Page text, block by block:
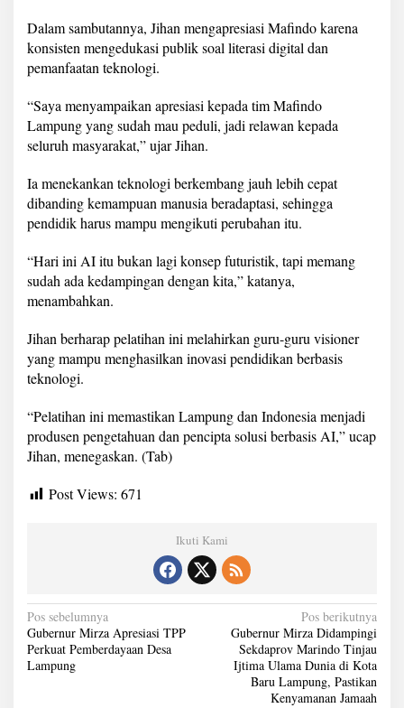
d
i
d
i
Dalam sambutannya, Jihan mengapresiasi Mafindo karena
konsisten mengedukasi publik soal literasi digital dan
pemanfaatan teknologi.
“Saya menyampaikan apresiasi kepada tim Mafindo
Lampung yang sudah mau peduli, jadi relawan kepada
seluruh masyarakat,” ujar Jihan.
Ia menekankan teknologi berkembang jauh lebih cepat
dibanding kemampuan manusia beradaptasi, sehingga
pendidik harus mampu mengikuti perubahan itu.
“Hari ini AI itu bukan lagi konsep futuristik, tapi memang
sudah ada kedampingan dengan kita,” katanya,
menambahkan.
Jihan berharap pelatihan ini melahirkan guru-guru visioner
yang mampu menghasilkan inovasi pendidikan berbasis
teknologi.
“Pelatihan ini memastikan Lampung dan Indonesia menjadi
produsen pengetahuan dan pencipta solusi berbasis AI,” ucap
Jihan, menegaskan. (Tab)
Post Views: 671
Ikuti Kami
N
a
v
Pos sebelumnya
Gubernur Mirza Apresiasi TPP
Perkuat Pemberdayaan Desa
Lampung
Pos berikutnya
Gubernur Mirza Didampingi
Sekdaprov Marindo Tinjau
Ijtima Ulama Dunia di Kota
Baru Lampung, Pastikan
Kenyamanan Jamaah